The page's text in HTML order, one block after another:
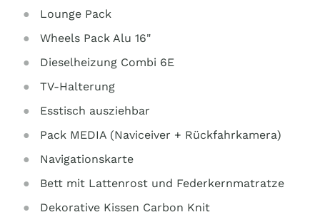
Lounge Pack
Wheels Pack Alu 16"
Dieselheizung Combi 6E
TV-Halterung
Esstisch ausziehbar
Pack MEDIA (Naviceiver + Rückfahrkamera)
Navigationskarte
Bett mit Lattenrost und Federkernmatratze
Dekorative Kissen Carbon Knit